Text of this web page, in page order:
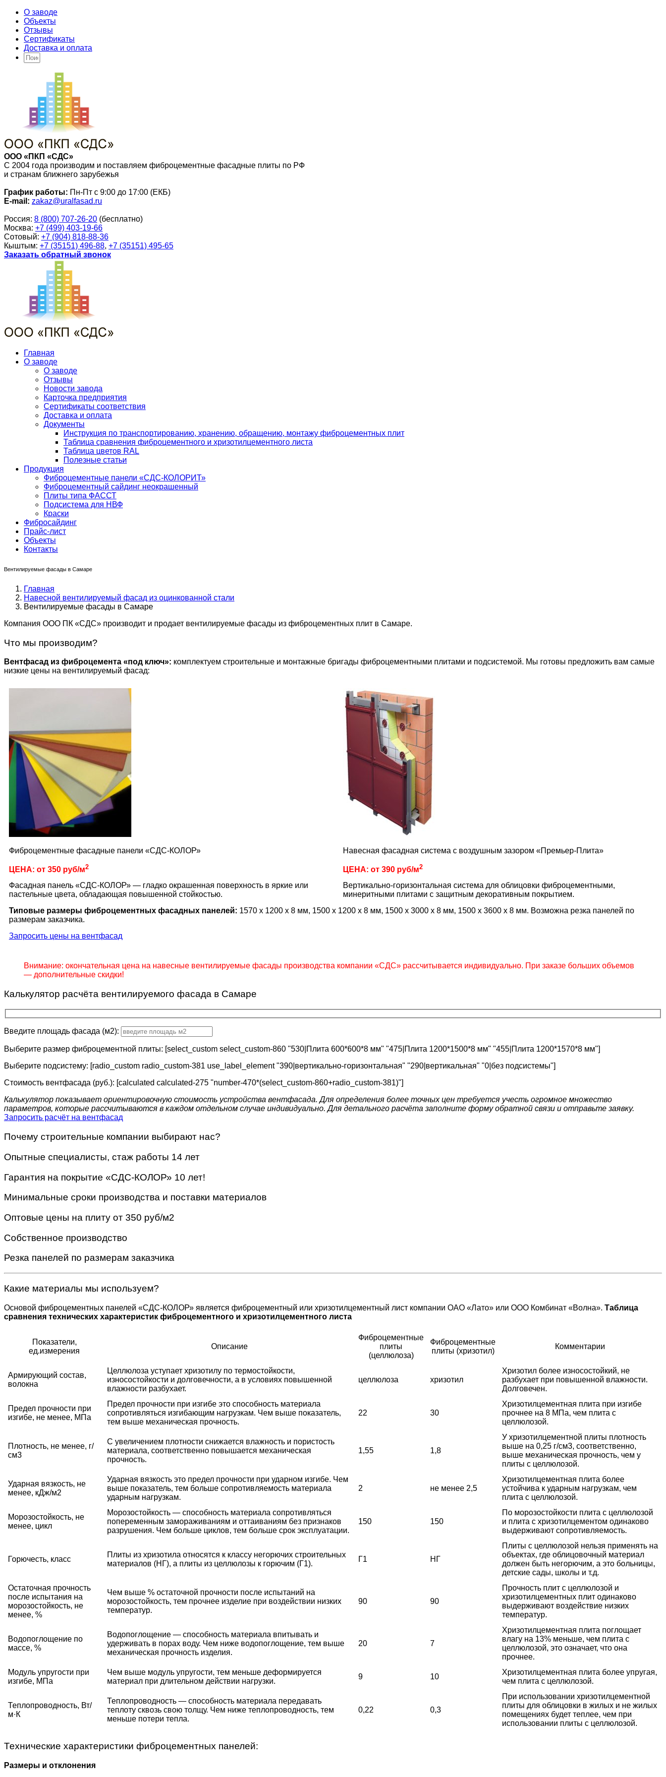
О заводе
Объекты
Отзывы
Сертификаты
Доставка и оплата
ООО «ПКП «СДС»
С 2004 года производим и поставляем фиброцементные фасадные плиты по РФ
и странам ближнего зарубежья
График работы: Пн-Пт с 9:00 до 17:00 (ЕКБ)
E-mail: zakaz@uralfasad.ru
Россия: 8 (800) 707-26-20 (бесплатно)
Москва: +7 (499) 403-19-66
Сотовый: +7 (904) 818-88-36
Кыштым: +7 (35151) 496-88, +7 (35151) 495-65
Заказать обратный звонок
Главная
О заводе
О заводе
Отзывы
Новости завода
Карточка предприятия
Сертификаты соответствия
Доставка и оплата
Документы
Инструкция по транспортированию, хранению, обращению, монтажу фиброцементных плит
Таблица сравнения фиброцементного и хризотилцементного листа
Таблица цветов RAL
Полезные статьи
Продукция
Фиброцементные панели «СДС-КОЛОРИТ»
Фиброцементный сайдинг неокрашенный
Плиты типа ФАССТ
Подсистема для НВФ
Краски
Фибросайдинг
Прайс-лист
Объекты
Контакты
Вентилируемые фасады в Самаре
Главная
Навесной вентилируемый фасад из оцинкованной стали
Вентилируемые фасады в Самаре
Компания ООО ПК «СДС» производит и продает вентилируемые фасады из фиброцементных плит в Самаре.
Что мы производим?
Вентфасад из фиброцемента «под ключ»: комплектуем строительные и монтажные бригады фиброцементными плитами и подсистемой. Мы готовы предложить вам самые
низкие цены на вентилируемый фасад:
Фиброцементные фасадные панели «СДС-КОЛОР» Навесная фасадная система с воздушным зазором «Премьер-Плита»
ЦЕНА: от 350 руб/м2 ЦЕНА: от 390 руб/м2
Фасадная панель «СДС-КОЛОР» — гладко окрашенная поверхность в яркие или
пастельные цвета, обладающая повышенной стойкостью.
Вертикально-горизонтальная система для облицовки фиброцементными,
минеритными плитами с защитным декоративным покрытием.
Типовые размеры фиброцементных фасадных панелей: 1570 х 1200 х 8 мм, 1500 x 1200 x 8 мм, 1500 x 3000 x 8 мм, 1500 x 3600 x 8 мм. Возможна резка панелей по
размерам заказчика.
Запросить цены на вентфасад
Внимание: окончательная цена на навесные вентилируемые фасады производства компании «СДС» рассчитывается индивидуально. При заказе больших объемов
— дополнительные скидки!
Калькулятор расчёта вентилируемого фасада в Самаре
Введите площадь фасада (м2):
Выберите размер фиброцементной плиты: [select_custom select_custom-860 "530|Плита 600*600*8 мм" "475|Плита 1200*1500*8 мм" "455|Плита 1200*1570*8 мм"]
Выберите подсистему: [radio_custom radio_custom-381 use_label_element "390|вертикально-горизонтальная" "290|вертикальная" "0|без подсистемы"]
Стоимость вентфасада (руб.): [calculated calculated-275 "number-470*(select_custom-860+radio_custom-381)"]
Калькулятор показывает ориентировочную стоимость устройства вентфасада. Для определения более точных цен требуется учесть огромное множество
параметров, которые рассчитываются в каждом отдельном случае индивидуально. Для детального расчёта заполните форму обратной связи и отправьте заявку.
Запросить расчёт на вентфасад
Почему строительные компании выбирают нас?
Опытные специалисты, стаж работы 14 лет
Гарантия на покрытие «СДС-КОЛОР» 10 лет!
Минимальные сроки производства и поставки материалов
Оптовые цены на плиту от 350 руб/м2
Собственное производство
Резка панелей по размерам заказчика
Какие материалы мы используем?
Основой фиброцементных панелей «СДС-КОЛОР» является фиброцементный или хризотилцементный лист компании ОАО «Лато» или ООО Комбинат «Волна». Таблица
сравнения технических характеристик фиброцементного и хризотилцементного листа
Показатели,
ед.измерения
Описание
Фиброцементные
плиты
(целлюлоза)
Фиброцементные
плиты (хризотил)
Комментарии
Армирующий состав,
волокна
Целлюлоза уступает хризотилу по термостойкости,
износостойкости и долговечности, а в условиях повышенной
влажности разбухает.
целлюлоза хризотил
Хризотил более износостойкий, не
разбухает при повышенной влажности.
Долговечен.
Предел прочности при
изгибе, не менее, МПа
Предел прочности при изгибе это способность материала
сопротивляться изгибающим нагрузкам. Чем выше показатель,
тем выше механическая прочность.
22 30
Хризотилцементная плита при изгибе
прочнее на 8 МПа, чем плита с
целлюлозой.
Плотность, не менее, г/
см3
С увеличением плотности снижается влажность и пористость
материала, соответственно повышается механическая
прочность.
1,55 1,8
У хризотилцементной плиты плотность
выше на 0,25 г/см3, соответственно,
выше механическая прочность, чем у
плиты с целлюлозой.
Ударная вязкость, не
менее, кДж/м2
Ударная вязкость это предел прочности при ударном изгибе. Чем
выше показатель, тем больше сопротивляемость материала
ударным нагрузкам.
2 не менее 2,5
Хризотилцементная плита более
устойчива к ударным нагрузкам, чем
плита с целлюлозой.
Морозостойкость, не
менее, цикл
Морозостойкость — способность материала сопротивляться
попеременным замораживаниям и оттаиваниям без признаков
разрушения. Чем больше циклов, тем больше срок эксплуатации.
150 150
По морозостойкости плита с целлюлозой
и плита с хризотилцементом одинаково
выдерживают сопротивляемость.
Горючесть, класс
Плиты из хризотила относятся к классу негорючих строительных
материалов (НГ), а плиты из целлюлозы к горючим (Г1).
Г1 НГ
Плиты с целлюлозой нельзя применять на
объектах, где облицовочный материал
должен быть негорючим, а это больницы,
детские сады, школы и т.д.
Остаточная прочность
после испытания на
морозостойкость, не
менее, %
Чем выше % остаточной прочности после испытаний на
морозостойкость, тем прочнее изделие при воздействии низких
температур.
90 90
Прочность плит с целлюлозой и
хризотилцементных плит одинаково
выдерживают воздействие низких
температур.
Водопоглощение по
массе, %
Водопоглощение — способность материала впитывать и
удерживать в порах воду. Чем ниже водопоглощение, тем выше
механическая прочность изделия.
20 7
Хризотилцементная плита поглощает
влагу на 13% меньше, чем плита с
целлюлозой, это означает, что она
прочнее.
Модуль упругости при
изгибе, МПа
Чем выше модуль упругости, тем меньше деформируется
материал при длительном действии нагрузки.
9 10
Хризотилцементная плита более упругая,
чем плита с целлюлозой.
Теплопроводность, Вт/
м·К
Теплопроводность — способность материала передавать
теплоту сквозь свою толщу. Чем ниже теплопроводность, тем
меньше потери тепла.
0,22 0,3
При использовании хризотилцементной
плиты для облицовки в жилых и не жилых
помещениях будет теплее, чем при
использовании плиты с целлюлозой.
Технические характеристики фиброцементных панелей:
Размеры и отклонения